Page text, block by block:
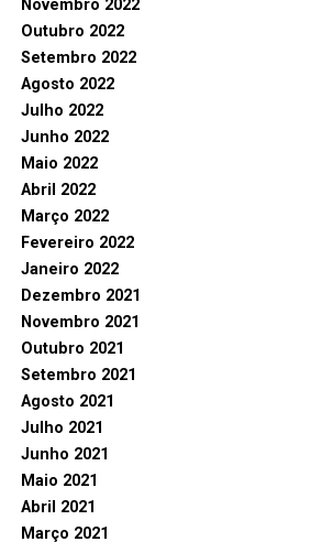
Novembro 2022
Outubro 2022
Setembro 2022
Agosto 2022
Julho 2022
Junho 2022
Maio 2022
Abril 2022
Março 2022
Fevereiro 2022
Janeiro 2022
Dezembro 2021
Novembro 2021
Outubro 2021
Setembro 2021
Agosto 2021
Julho 2021
Junho 2021
Maio 2021
Abril 2021
Março 2021